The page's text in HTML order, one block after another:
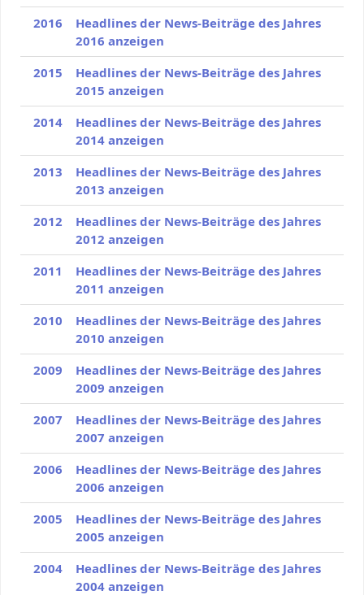
2016
Headlines der News-Beiträge des Jahres
2016 anzeigen
2015
Headlines der News-Beiträge des Jahres
2015 anzeigen
2014
Headlines der News-Beiträge des Jahres
2014 anzeigen
2013
Headlines der News-Beiträge des Jahres
2013 anzeigen
2012
Headlines der News-Beiträge des Jahres
2012 anzeigen
2011
Headlines der News-Beiträge des Jahres
2011 anzeigen
2010
Headlines der News-Beiträge des Jahres
2010 anzeigen
2009
Headlines der News-Beiträge des Jahres
2009 anzeigen
2007
Headlines der News-Beiträge des Jahres
2007 anzeigen
2006
Headlines der News-Beiträge des Jahres
2006 anzeigen
2005
Headlines der News-Beiträge des Jahres
2005 anzeigen
2004
Headlines der News-Beiträge des Jahres
2004 anzeigen